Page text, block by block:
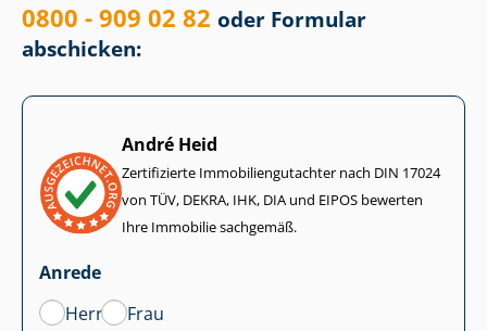
0800 - 909 02 82 oder Formular
abschicken:
André Heid
Zertifizierte Im­mo­bi­li­en­gut­ach­ter nach DIN 17024
von TÜV, DEKRA, IHK, DIA und EIPOS bewerten
Ihre Immobilie sachgemäß.
Anrede
Herr
Frau